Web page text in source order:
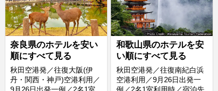
奈良県のホテルを安い
順にすべて見る
秋田空港発／往復大阪(伊
丹・関西・神戸)空港利用／
9月26日出発一例／2名1室
和歌山県のホテルを安
い順にすべて見る
秋田空港発／往復南紀白浜
空港利用／9月26日出発一
例／2名1室利用時／宿泊先